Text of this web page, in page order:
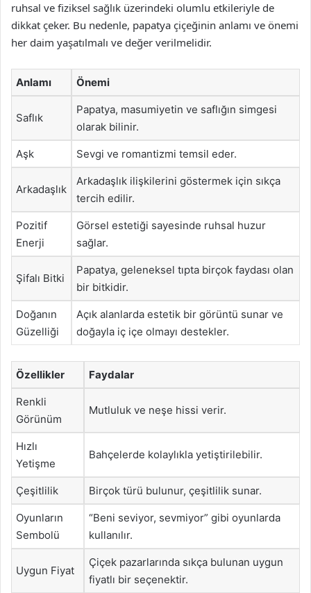
ruhsal ve fiziksel sağlık üzerindeki olumlu etkileriyle de
dikkat çeker. Bu nedenle, papatya çiçeğinin anlamı ve önemi
her daim yaşatılmalı ve değer verilmelidir.
Anlamı Önemi
Saflık
Papatya, masumiyetin ve saflığın simgesi
olarak bilinir.
Aşk Sevgi ve romantizmi temsil eder.
Arkadaşlık
Arkadaşlık ilişkilerini göstermek için sıkça
tercih edilir.
Pozitif
Enerji
Görsel estetiği sayesinde ruhsal huzur
sağlar.
Şifalı Bitki
Papatya, geleneksel tıpta birçok faydası olan
bir bitkidir.
Doğanın
Güzelliği
Açık alanlarda estetik bir görüntü sunar ve
doğayla iç içe olmayı destekler.
Özellikler Faydalar
Renkli
Görünüm
Mutluluk ve neşe hissi verir.
Hızlı
Yetişme
Bahçelerde kolaylıkla yetiştirilebilir.
Çeşitlilik Birçok türü bulunur, çeşitlilik sunar.
Oyunların
Sembolü
“Beni seviyor, sevmiyor” gibi oyunlarda
kullanılır.
Uygun Fiyat
Çiçek pazarlarında sıkça bulunan uygun
fiyatlı bir seçenektir.